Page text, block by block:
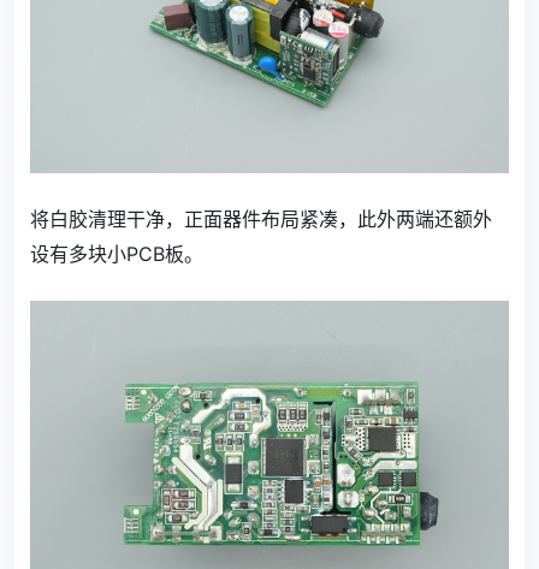
将白胶清理干净，正面器件布局紧凑，此外两端还额外
设有多块小PCB板。